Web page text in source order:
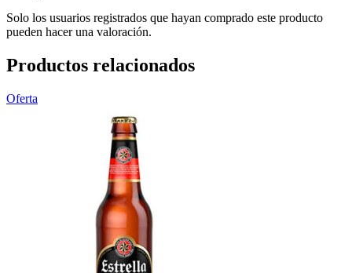
Solo los usuarios registrados que hayan comprado este producto
pueden hacer una valoración.
Productos relacionados
Oferta